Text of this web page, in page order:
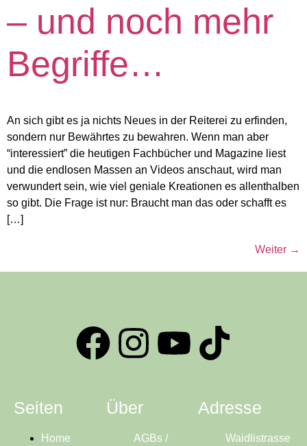
– und noch mehr
Begriffe…
An sich gibt es ja nichts Neues in der Reiterei zu erfinden,
sondern nur Bewährtes zu bewahren. Wenn man aber
“interessiert” die heutigen Fachbücher und Magazine liest
und die endlosen Massen an Videos anschaut, wird man
verwundert sein, wie viel geniale Kreationen es allenthalben
so gibt. Die Frage ist nur: Braucht man das oder schafft es
[…]
Weiter →
Seiten
Home
Über
AGBs /
Adresse
Waidlistrasse